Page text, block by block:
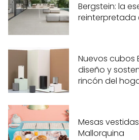
Bergstein: la
reinterpretada
Nuevos cubos
diseño y
rincón del
Mesas
Mallorquina